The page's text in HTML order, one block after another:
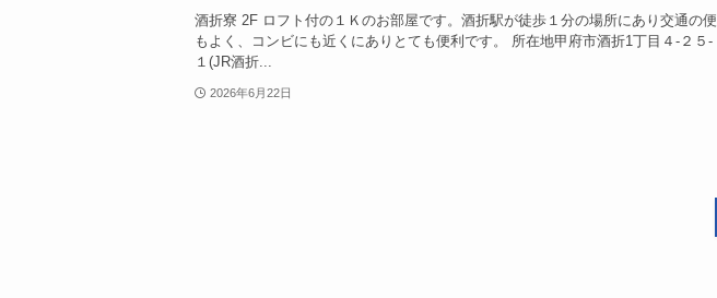
酒折寮 2F ロフト付の１Ｋのお部屋です。酒折駅が徒歩１分の場所にあり交通の便
もよく、コンビにも近くにありとても便利です。 所在地甲府市酒折1丁目４-２５-
１(JR酒折...
2026年6月22日